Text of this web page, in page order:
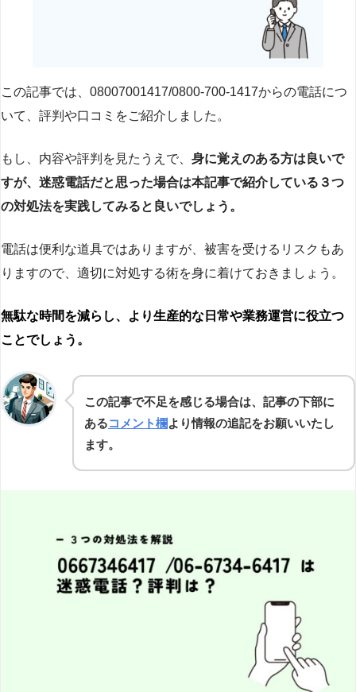
この記事では、08007001417/0800-700-1417からの電話につ
いて、評判や口コミをご紹介しました。
もし、内容や評判を見たうえで、 身に覚えのある方は良いで
すが、迷惑電話だと思った場合は本記事で紹介している３つ
の対処法を実践してみると良いでしょう。
電話は便利な道具ではありますが、被害を受けるリスクもあ
りますので、適切に対処する術を身に着けておきましょう。
無駄な時間を減らし、より生産的な日常や業務運営に役立つ
ことでしょう。
この記事で不足を感じる場合は、記事の下部に
あるコメント欄より情報の追記をお願いいたし
ます。